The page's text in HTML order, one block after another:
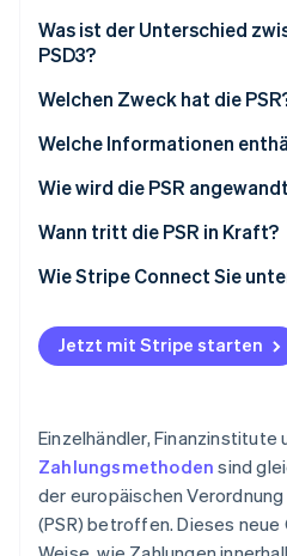
Jetzt
Was ist der Unterschied
PSD3?
Welchen Zweck hat die
Welche Informationen
Wie wird die PSR
Wann tritt die PSR in Kraft?
Wie Stripe Connect Sie
Jetzt mit Stripe starten
Einzelhändler, Finanzinstitute
Zahlungsmethoden sind
der europäischen
(PSR) betroffen. Dieses